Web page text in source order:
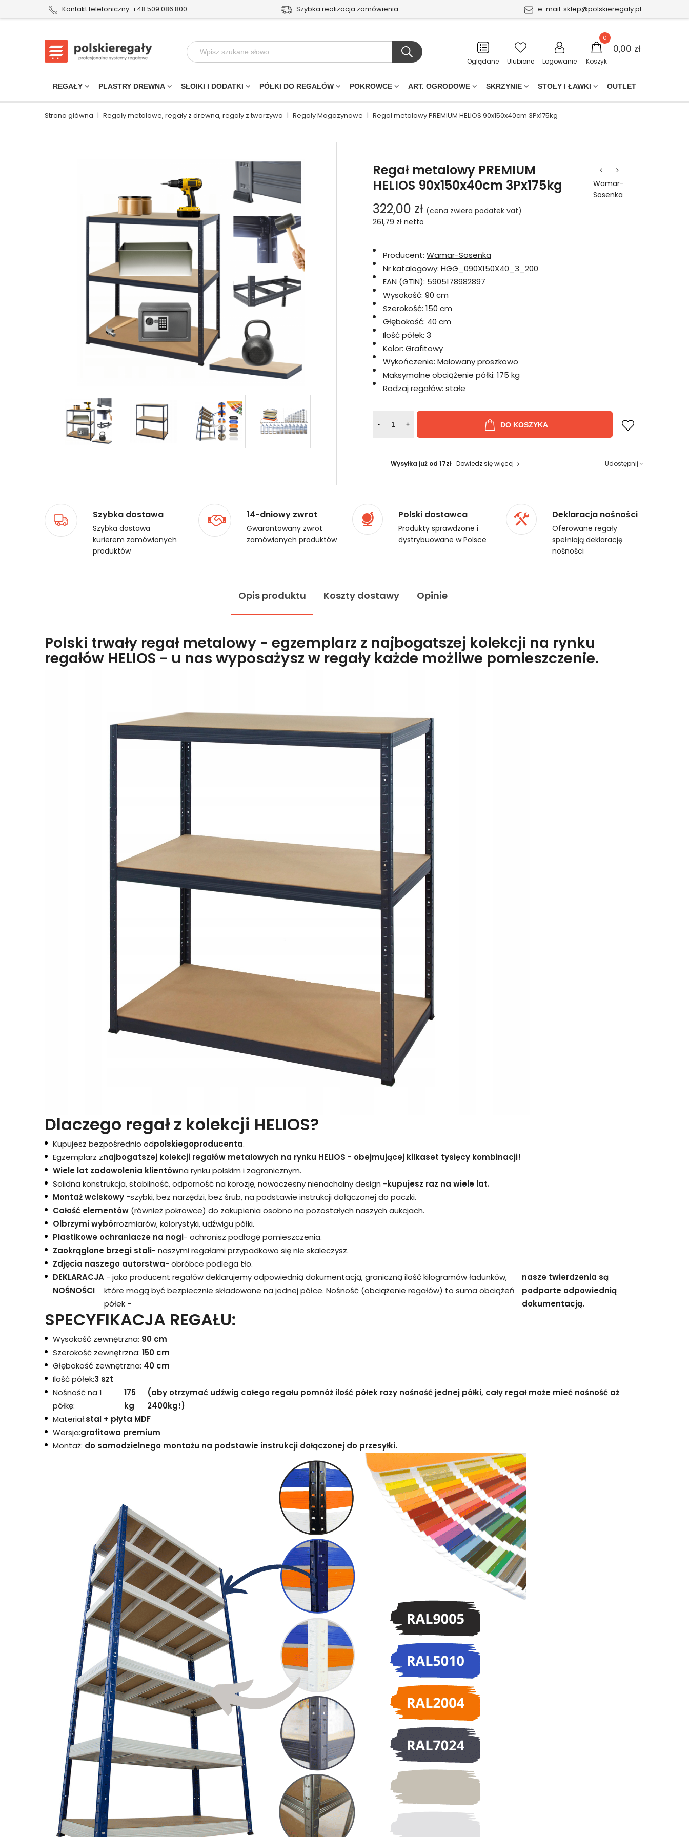
Kontakt telefoniczny: +48 509 086 800 Szybka realizacja zamówienia e-mail: sklep@polskieregaly.pl
Oglądane Ulubione Logowanie Koszyk
0
0,00 zł
REGAŁY PLASTRY DREWNA SŁOIKI I DODATKI PÓŁKI DO REGAŁÓW POKROWCE ART. OGRODOWE SKRZYNIE STOŁY I ŁAWKI OUTLET
Strona główna | Regały metalowe, regały z drewna, regały z tworzywa | Regały Magazynowe | Regał metalowy PREMIUM HELIOS 90x150x40cm 3Px175kg
Regał metalowy PREMIUM
HELIOS 90x150x40cm 3Px175kg
Wamar-
Sosenka
322,00 zł (cena zwiera podatek vat)
261,79 zł netto
Producent: Wamar-Sosenka
Nr katalogowy: HGG_090X150X40_3_200
EAN (GTIN): 5905178982897
Wysokość: 90 cm
Szerokość: 150 cm
Głębokość: 40 cm
Ilość półek: 3
Kolor: Grafitowy
Wykończenie: Malowany proszkowo
Maksymalne obciążenie półki: 175 kg
Rodzaj regałów: stałe
- + DO KOSZYKA
Wysyłka już od 17zł Dowiedz się więcej Udostępnij
Szybka dostawa
Szybka dostawa
kurierem zamówionych
produktów
14-dniowy zwrot
Gwarantowany zwrot
zamówionych produktów
Polski dostawca
Produkty sprawdzone i
dystrybuowane w Polsce
Deklaracja nośności
Oferowane regały
spełniają deklarację
nośności
Opis produktu Koszty dostawy Opinie
Polski trwały regał metalowy - egzemplarz z najbogatszej kolekcji na rynku
regałów HELIOS - u nas wyposażysz w regały każde możliwe pomieszczenie.
Dlaczego regał z kolekcji HELIOS?
Kupujesz bezpośrednio odpolskiegoproducenta.
Egzemplarz znajbogatszej kolekcji regałów metalowych na rynku HELIOS - obejmującej kilkaset tysięcy kombinacji!
Wiele lat zadowolenia klientówna rynku polskim i zagranicznym.
Solidna konstrukcja, stabilność, odporność na korozję, nowoczesny nienachalny design -kupujesz raz na wiele lat.
Montaż wciskowy -szybki, bez narzędzi, bez śrub, na podstawie instrukcji dołączonej do paczki.
Całość elementów (również pokrowce) do zakupienia osobno na pozostałych naszych aukcjach.
Olbrzymi wybórrozmiarów, kolorystyki, udźwigu półki.
Plastikowe ochraniacze na nogi- ochronisz podłogę pomieszczenia.
Zaokrąglone brzegi stali- naszymi regałami przypadkowo się nie skaleczysz.
Zdjęcia naszego autorstwa- obróbce podlega tło.
DEKLARACJA
NOŚNOŚCI
- jako producent regałów deklarujemy odpowiednią dokumentacją, graniczną ilość kilogramów ładunków,
które mogą być bezpiecznie składowane na jednej półce. Nośność (obciążenie regałów) to suma obciążeń
półek -
nasze twierdzenia są
podparte odpowiednią
dokumentacją.
SPECYFIKACJA REGAŁU:
Wysokość zewnętrzna: 90 cm
Szerokość zewnętrzna: 150 cm
Głębokość zewnętrzna: 40 cm
Ilość półek:3 szt
Nośność na 1
półkę:
175
kg
(aby otrzymać udźwig całego regału pomnóż ilość półek razy nośność jednej półki, cały regał może mieć nośność aż
2400kg!)
Materiał:stal + płyta MDF
Wersja:grafitowa premium
Montaż: do samodzielnego montażu na podstawie instrukcji dołączonej do przesyłki.